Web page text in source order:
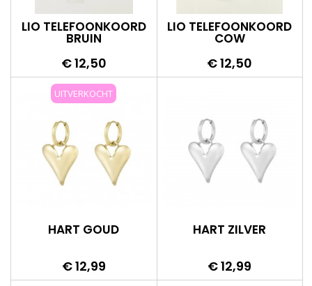
LIO TELEFOONKOORD
BRUIN
Prijs
€ 12,50
LIO TELEFOONKOORD
COW
Prijs
€ 12,50
UITVERKOCHT
HART GOUD
Prijs
€ 12,99
HART ZILVER
Prijs
€ 12,99